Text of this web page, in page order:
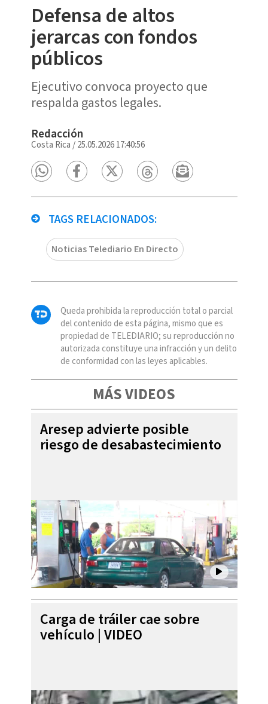
Defensa de altos
jerarcas con fondos
públicos
Ejecutivo convoca proyecto que
respalda gastos legales.
Redacción
Costa Rica /25.05.2026 17:40:56
TAGS RELACIONADOS:
Noticias Telediario En Directo
Queda prohibida la reproducción total o parcial
del contenido de esta página, mismo que es
propiedad de TELEDIARIO; su reproducción no
autorizada constituye una infracción y un delito
de conformidad con las leyes aplicables.
MÁS VIDEOS
Aresep advierte posible
riesgo de desabastecimiento
Carga de tráiler cae sobre
vehículo | VIDEO